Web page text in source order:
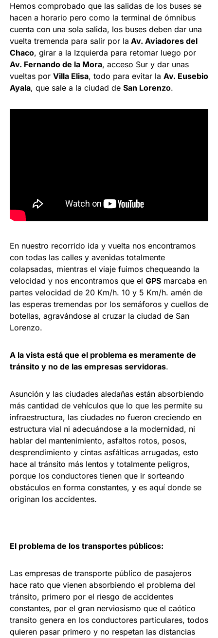
Hemos comprobado que las salidas de los buses se
hacen a horario pero como la terminal de ómnibus
cuenta con una sola salida, los buses deben dar una
vuelta tremenda para salir por la Av. Aviadores del
Chaco, girar a la Izquierda para retomar luego por
Av. Fernando de la Mora, acceso Sur y dar unas
vueltas por Villa Elisa, todo para evitar la Av. Eusebio
Ayala, que sale a la ciudad de San Lorenzo.
En nuestro recorrido ida y vuelta nos encontramos
con todas las calles y avenidas totalmente
colapsadas, mientras el viaje fuimos chequeando la
velocidad y nos encontramos que el GPS marcaba en
partes velocidad de 20 Km/h. 10 y 5 Km/h. amén de
las esperas tremendas por los semáforos y cuellos de
botellas, agravándose al cruzar la ciudad de San
Lorenzo.
A la vista está que el problema es meramente de
tránsito y no de las empresas servidoras.
Asunción y las ciudades aledañas están absorbiendo
más cantidad de vehículos que lo que les permite su
infraestructura, las ciudades no fueron creciendo en
estructura vial ni adecuándose a la modernidad, ni
hablar del mantenimiento, asfaltos rotos, posos,
desprendimiento y cintas asfálticas arrugadas, esto
hace al tránsito más lentos y totalmente peligros,
porque los conductores tienen que ir sorteando
obstáculos en forma constantes, y es aquí donde se
originan los accidentes.
El problema de los transportes públicos:
Las empresas de transporte público de pasajeros
hace rato que vienen absorbiendo el problema del
tránsito, primero por el riesgo de accidentes
constantes, por el gran nerviosismo que el caótico
transito genera en los conductores particulares, todos
quieren pasar primero y no respetan las distancias